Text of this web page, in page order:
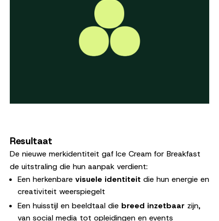
Resultaat
De nieuwe merkidentiteit gaf Ice Cream for Breakfast
de uitstraling die hun aanpak verdient:
Een herkenbare visuele identiteit die hun energie en
creativiteit weerspiegelt
Een huisstijl en beeldtaal die breed inzetbaar zijn,
van social media tot opleidingen en events